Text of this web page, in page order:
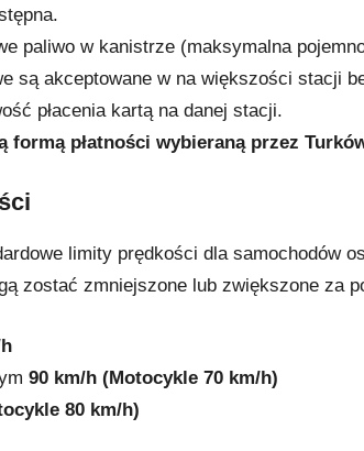
paliwo w kanistrze (maksymalna
są akceptowane w na większości stacji
płacenia kartą na danej stacji.
formą płatności wybieraną przez
limity prędkości dla samochodów
zostać zmniejszone lub zwiększone za
90 km/h (Motocykle 70 km/h)
80 km/h)